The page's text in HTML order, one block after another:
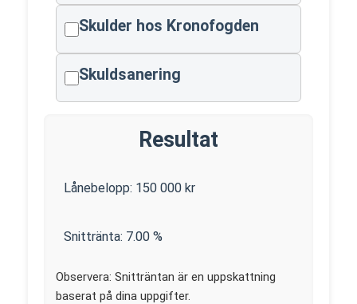
Skulder hos Kronofogden
Skuldsanering
Resultat
Lånebelopp: 150 000 kr
Snittränta: 7.00 %
Observera: Snitträntan är en uppskattning
baserat på dina uppgifter.